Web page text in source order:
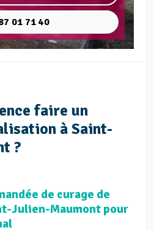
01 71 40
faire un
à Saint-
?
de curage de
Julien-Maumont pour